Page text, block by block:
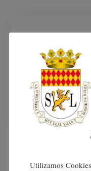
Deixa
Heu d'iniciar la sessió
Utilizamos